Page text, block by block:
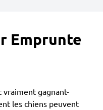
Emprunte
gagnant-
les chiens peuvent